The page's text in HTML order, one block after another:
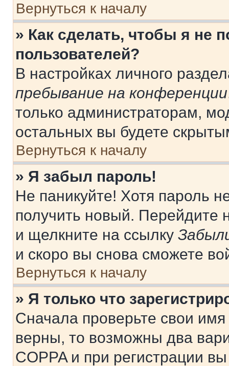
Вернуться к началу
» Как сделать, чтобы я не
пользователей?
В настройках личного
пребывание на конференции
только администраторам,
остальных вы будете
Вернуться к началу
» Я забыл пароль!
Не паникуйте! Хотя пароль
получить новый. Перейдите
и щелкните на ссылку
и скоро вы снова сможете
Вернуться к началу
» Я только что
Сначала проверьте свои
верны, то возможны два
COPPA и при регистрации